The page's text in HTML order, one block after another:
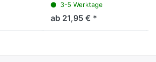
3-5 Werktage
ab 21,95 € *